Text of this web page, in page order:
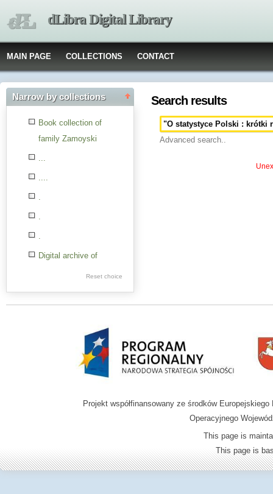
dLibra Digital Library
MAIN PAGE COLLECTIONS CONTACT
Narrow by collections
Book collection of
family Zamoyski
...
....
.
.
.
Digital archive of
Reset choice
Search results
Advanced search..
Projekt współfinansowany ze środków
Operacyjnego
This page is
This page is